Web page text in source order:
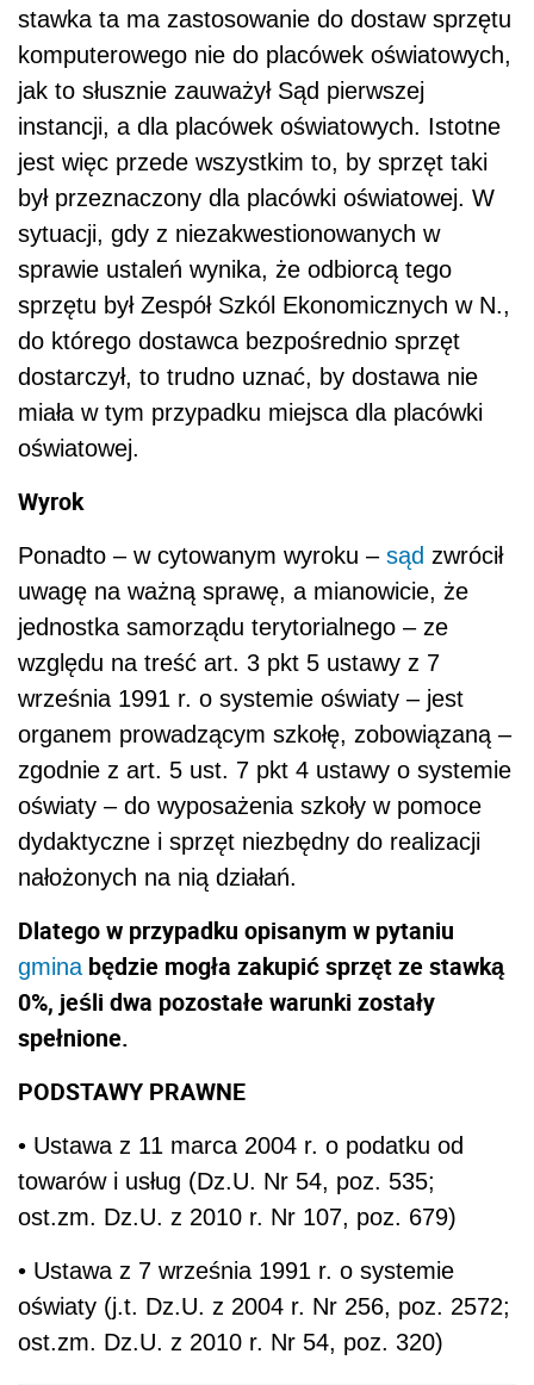
stawka ta ma zastosowanie do dostaw sprzętu
komputerowego nie do placówek oświatowych,
jak to słusznie zauważył Sąd pierwszej
instancji, a dla placówek oświatowych. Istotne
jest więc przede wszystkim to, by sprzęt taki
był przeznaczony dla placówki oświatowej. W
sytuacji, gdy z niezakwestionowanych w
sprawie ustaleń wynika, że odbiorcą tego
sprzętu był Zespół Szkól Ekonomicznych w N.,
do którego dostawca bezpośrednio sprzęt
dostarczył, to trudno uznać, by dostawa nie
miała w tym przypadku miejsca dla placówki
oświatowej.
Wyrok
Ponadto – w cytowanym wyroku – sąd zwrócił
uwagę na ważną sprawę, a mianowicie, że
jednostka samorządu terytorialnego – ze
względu na treść art. 3 pkt 5 ustawy z 7
września 1991 r. o systemie oświaty – jest
organem prowadzącym szkołę, zobowiązaną –
zgodnie z art. 5 ust. 7 pkt 4 ustawy o systemie
oświaty – do wyposażenia szkoły w pomoce
dydaktyczne i sprzęt niezbędny do realizacji
nałożonych na nią działań.
Dlatego w przypadku opisanym w pytaniu
gminabędzie mogła zakupić sprzęt ze stawką
0%, jeśli dwa pozostałe warunki zostały
spełnione.
PODSTAWY PRAWNE
• Ustawa z 11 marca 2004 r. o podatku od
towarów i usług (Dz.U. Nr 54, poz. 535;
ost.zm. Dz.U. z 2010 r. Nr 107, poz. 679)
• Ustawa z 7 września 1991 r. o systemie
oświaty (j.t. Dz.U. z 2004 r. Nr 256, poz. 2572;
ost.zm. Dz.U. z 2010 r. Nr 54, poz. 320)